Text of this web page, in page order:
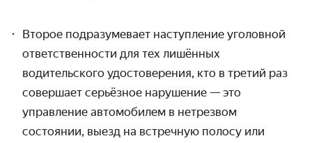
Второе подразумевает наступление уголовной
ответственности для тех лишённых
водительского удостоверения, кто в третий раз
совершает серьёзное нарушение — это
управление автомобилем в нетрезвом
состоянии, выезд на встречную полосу или